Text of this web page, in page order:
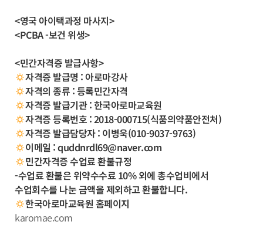
<영국 아이택과정 마사지>
<PCBA -보건 위생>
<민간자격증 발급사항>
자격증 발급명 : 아로마강사
자격의 종류 : 등록민간자격
자격증 발급기관 : 한국아로마교육원
자격증 등록번호 : 2018-000715(식품의약품안전처)
자격증 발급담당자 : 이병욱(010-9037-9763)
이메일 : quddnrdl69@naver.com
민간자격증 수업료 환불규정
-수업료 환불은 위약수수료 10% 외에 총수업비에서
수업회수를 나눈 금액을 제외하고 환불합니다.
한국아로마교육원 홈페이지
karomae.com